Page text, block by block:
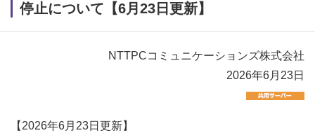
停止について【6月23日更新】
NTTPCコミュニケーションズ株式会社
2026年6月23日
【2026年6月23日更新】